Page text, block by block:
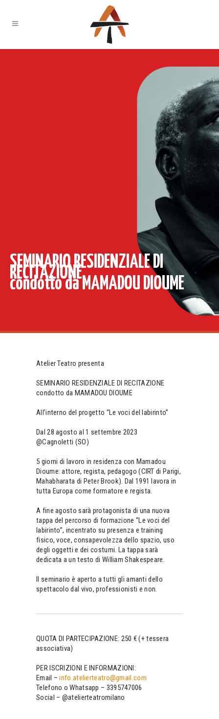
SEMINARIO RESIDENZIALE DI
RECITAZIONE
condotto da MAMADOU DIOUME
Atelier Teatro presenta
SEMINARIO RESIDENZIALE DI RECITAZIONE
condotto da MAMADOU DIOUME
All’interno del progetto “Le voci del labirinto”
Dal 28 agosto al 1 settembre 2023
@Cagnoletti (SO)
5 giorni di lavoro in residenza con Mamadou
Dioume: attore, regista, pedagogo (CIRT di Parigi,
Mahabharata di Peter Brook). Dal 1991 lavora in
tutta Europa come formatore e regista.
A fine agosto sarà protagonista di una nuova
tappa del percorso di formazione “Le voci del
labirinto”, incentrato su presenza e training
fisico, voce, consapevolezza dello spazio, uso
degli oggetti e dei costumi. La tappa sarà
dedicata a un testo di William Shakespeare.
Il seminario è aperto a tutti gli amanti dello
spettacolo dal vivo, professionisti e non.
QUOTA DI PARTECIPAZIONE: 250 € (+ tessera
associativa)
PER ISCRIZIONI E INFORMAZIONI:
Email –info.atelierteatro@gmail.com
Telefono o Whatsapp – 3395747006
Social – @atelierteatromilano